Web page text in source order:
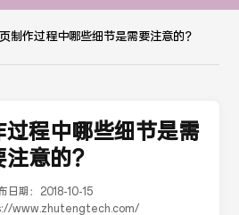
制作过程中哪些细节是需要注意的？
程中哪些细节是需
注意的？
日期：
2018-10-15
www.zhutengtech.com/